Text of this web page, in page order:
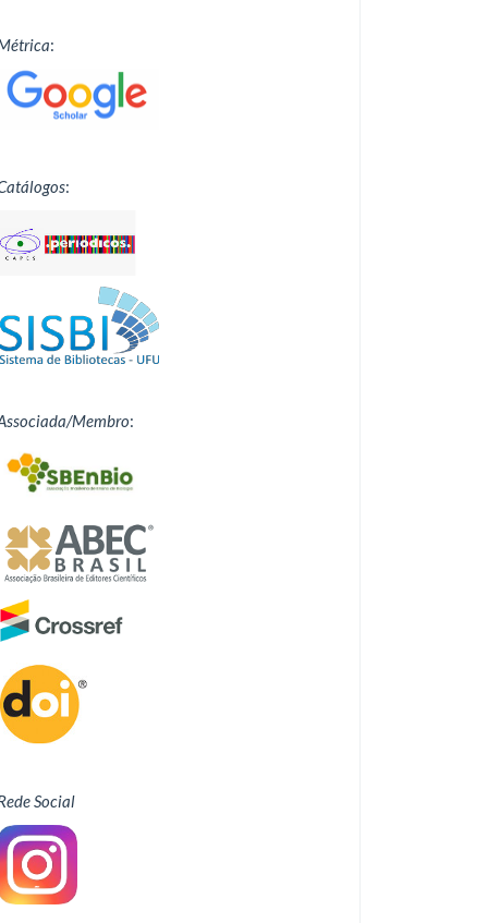
:
:
Membro:
Social